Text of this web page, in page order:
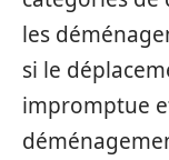
les
si le
impromptue